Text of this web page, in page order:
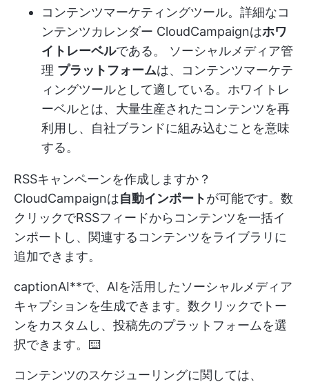
コンテンツマーケティングツール。 詳細なコ
ンテンツカレンダー CloudCampaignはホワ
イトレーベルである。 ソーシャルメディア管
理 プラットフォームは、コンテンツマーケテ
ィングツールとして適している。ホワイトレ
ーベルとは、大量生産されたコンテンツを再
利用し、自社ブランドに組み込むことを意味
する。
RSSキャンペーンを作成しますか？
CloudCampaignは自動インポートが可能です。数
クリックでRSSフィードからコンテンツを一括イ
ンポートし、関連するコンテンツをライブラリに
追加できます。
captionAI**で、AIを活用したソーシャルメディア
キャプションを生成できます。数クリックでトー
ンをカスタムし、投稿先のプラットフォームを選
択できます。⌨️
コンテンツのスケジューリングに関しては、